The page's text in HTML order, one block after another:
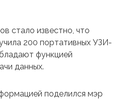
стало известно, что
200 портативных УЗИ-
функцией
данных.
поделился мэр